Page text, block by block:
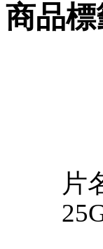
商品標
片